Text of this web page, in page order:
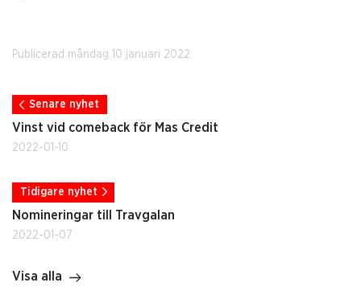
Publicerad måndag 10 januari 2022.
Senare nyhet
Vinst vid comeback för Mas Credit
2022-01-10
Tidigare nyhet
Nomineringar till Travgalan
2022-01-07
Visa alla